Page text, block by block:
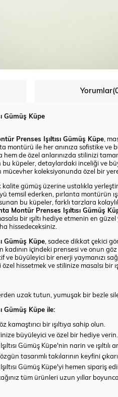
Yorumlar
Gümüş Küpe
Prenses Işıltısı Gümüş Küpe,
montürü ile her anınıza sofistike
de özel anlarınızda stilinizi
bu küpeler, detaylardaki inceliği ve
mücevher koleksiyonunda özel bir
gümüş üzerine ustalıkla
temsil ederken, pırlanta montürün
bu küpeler, farklı tarzlara
Montür Prenses Işıltısı Gümüş
bir ışıltı hediye etmenin en
hissedeceksiniz.
Gümüş Küpe, sadece dikkat çekici
içindeki prensesi ve onun göz
büyüleyici bir enerji yaymanızı
hissetmek ve stilinize masalsı bir
uzak tutun, yumuşak bir bezle
Gümüş Küpe ile:
kamaştırıcı bir ışıltıya sahip olun.
büyüleyici ve özel bir hediye verin.
Gümüş Küpe'nin narin ve ışıltılı
tasarımlı takılarının keyfini
Gümüş Küpe'yi hemen sipariş
tüm ürünleri uzun yıllar